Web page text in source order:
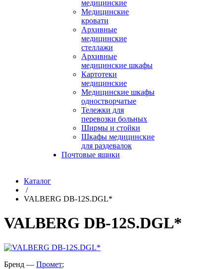
медицинские
Медицинские
кровати
Архивные
медицинские
стеллажи
Архивные
медицинские шкафы
Картотеки
медицинские
Медицинские шкафы
одностворчатые
Тележки для
перевозки больных
Ширмы и стойки
Шкафы медицинские
для раздевалок
Почтовые ящики
Каталог
/
VALBERG DB-12S.DGL*
VALBERG DB-12S.DGL*
Бренд — Промет;